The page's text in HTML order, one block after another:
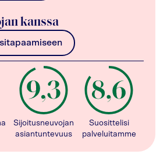
kanssa
Sijoitusneuvojan
asiantuntevuus
Suosittelisi
palveluitamme